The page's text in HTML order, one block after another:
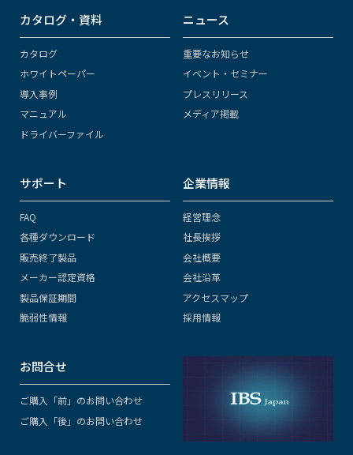
カタログ・資料
カタログ
ホワイトペーパー
導入事例
マニュアル
ドライバーファイル
ニュース
重要なお知らせ
イベント・セミナー
プレスリリース
メディア掲載
サポート
FAQ
各種ダウンロード
販売終了製品
メーカー認定資格
製品保証期間
脆弱性情報
企業情報
経営理念
社長挨拶
会社概要
会社沿革
アクセスマップ
採用情報
お問合せ
ご購入「前」のお問い合わせ
ご購入「後」のお問い合わせ